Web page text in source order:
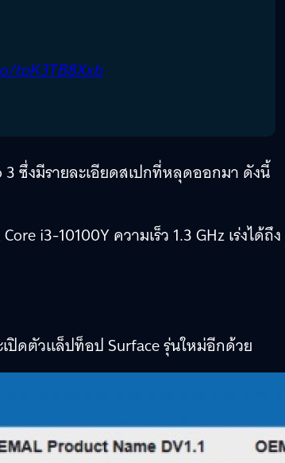
tpK3TB8Xxb
ซึ่งมีรายละเอียดสเปกที่หลุดออกมา ดังนี้
i3-10100Y ความเร็ว 1.3 GHz เร่งได้ถึ
ปิดตัวแล็ปท็อป Surface รุ่นใหม่อีกด้วย